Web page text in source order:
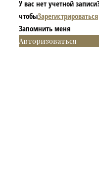
У вас нет учетной
чтобыЗарегистрироваться
Запомнить меня
Авторизоваться